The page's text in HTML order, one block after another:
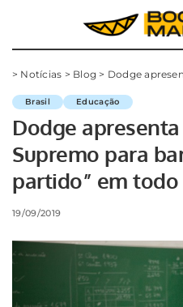
> Notícias > Blog > Dodge apresenta pedido
Brasil Educação
Dodge
Supremo para
partido” em todo
19/09/2019